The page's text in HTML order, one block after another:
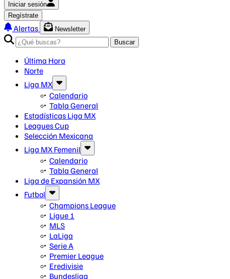
Iniciar sesión
Regístrate
Alertas
Newsletter
Buscar
Última Hora
Norte
Liga MX
Calendario
Tabla General
Estadísticas Liga MX
Leagues Cup
Selección Mexicana
Liga MX Femenil
Calendario
Tabla General
Liga de Expansión MX
Futbol
Champions League
Ligue 1
MLS
LaLiga
Serie A
Premier League
Eredivisie
Bundesliga